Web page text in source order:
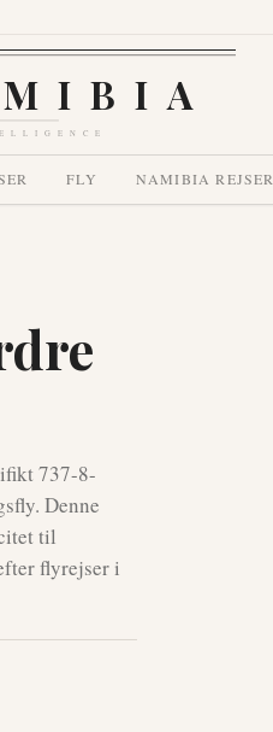
FLY NAMIBIA REJSER
737-8-
Denne
til
flyrejser i